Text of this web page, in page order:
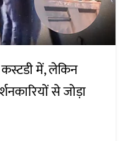
कस्टडी में, लेकिन
से जोड़ा